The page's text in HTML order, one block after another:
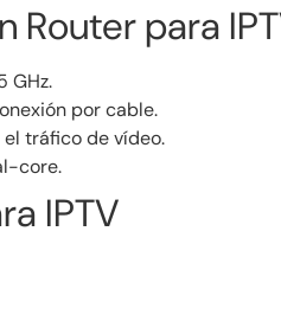
Router para
GHz.
por cable.
el tráfico de vídeo.
core.
IPTV